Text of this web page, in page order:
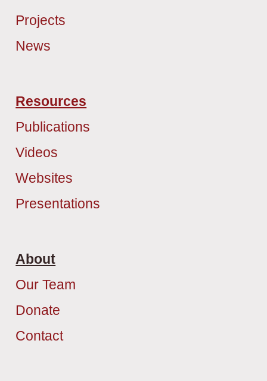
Projects
News
Resources
Publications
Videos
Websites
Presentations
About
Our Team
Donate
Contact